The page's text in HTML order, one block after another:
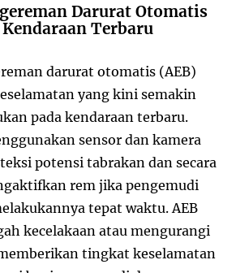
Darurat Otomatis
Kendaraan Terbaru
darurat otomatis (AEB)
yang kini semakin
pada kendaraan terbaru.
sensor dan kamera
potensi tabrakan dan secara
rem jika pengemudi
tepat waktu. AEB
kecelakaan atau mengurangi
tingkat keselamatan